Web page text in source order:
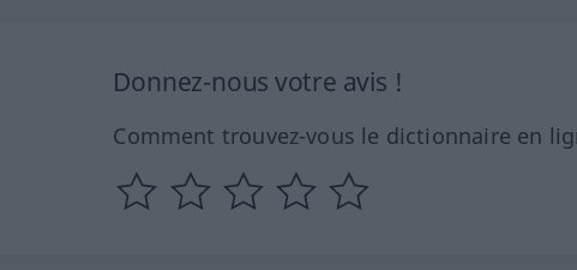
Donnez-nous votre avis !
Comment trouvez-vous le dictionnaire en